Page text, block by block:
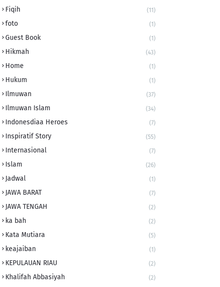
Fiqih (11)
foto (1)
Guest Book (1)
Hikmah (43)
Home (1)
Hukum (1)
Ilmuwan (37)
Ilmuwan Islam (34)
Indonesdiaa Heroes (7)
Inspiratif Story (55)
Internasional (7)
Islam (26)
Jadwal (1)
JAWA BARAT (7)
JAWA TENGAH (2)
ka bah (2)
Kata Mutiara (5)
keajaiban (1)
KEPULAUAN RIAU (2)
Khalifah Abbasiyah (2)